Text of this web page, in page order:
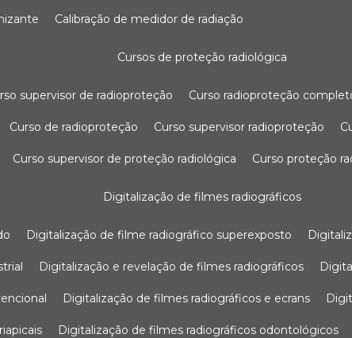
calibração de medidor de radiação
cursos de proteção radiológica
supervisor de radioproteção curso radioproteção
curso de radioproteção curso supervisor radioproteção
curso supervisor de proteção radiológica curso proteção
digitalização de filmes radiográficos
digitalização de filme radiográfico superexposto
digitalização e revelação de filmes radiográficos
digitalização de filmes radiográficos e ecrans
digitalização de filmes radiográficos odontológicos